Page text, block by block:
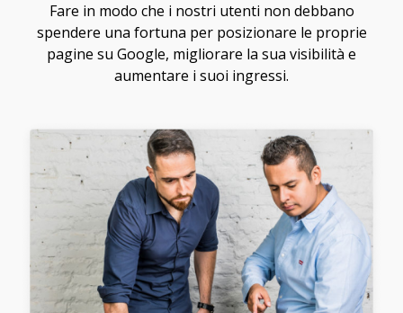
Fare in modo che i nostri utenti non debbano
spendere una fortuna per posizionare le proprie
pagine su Google, migliorare la sua visibilità e
aumentare i suoi ingressi.